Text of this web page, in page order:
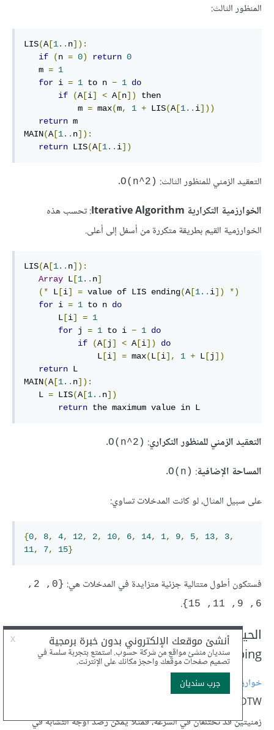
المنظور الثالث:
LIS(A[1. . n]):
if
(n = 0) return 0
   m
= 1
for i = 1 to n − 1 do
if
(A[i] < A[n])
then
           m
= max(m, 1 + LIS(A[1. . i]))
return m
MAIN(A[1. . n]):
return LIS(A[1. . i])
التعقيد الزمني للمنظور الثالث: ‎O(n^2)‎
.
الخوارزمية التكرارية Iterative Algorithm
: تحسب هذه
الخوارزمية القيم بطريقة متكررة من أسفل إلى أعلى.
LIS(A[1. . n]):
Array L [1. . n]
(* L [i] = value of LIS ending(A[1. . i])
*)
for i = 1 to n do
       L
[i] = 1
for j = 1 to i − 1 do
if
(A[j] < A[i])
do
               L
[i] = max(L [i], 1 + L [j])
return L
MAIN(A[1. . n]):
   L
= LIS(A[1. . n])
return the maximum value in L
التعقيد الزمني للمنظور التكراري:
‎O(n^2)‎
.
المساحة الإضافية:
‎O(n)‎
.
على سبيل المثال، لو كانت المدخلات تساوي:
{0, 8, 4, 12, 2, 10, 6, 14, 1, 9, 5, 13, 3,
11, 7, 15}
فستكون أطول متتالية جزئية متزايدة في المدخلات هي:
6, 9, 11, 15}
.
الحيد الزمني الديناميكي Dynamic Time
Warping
خوارزمية الحيد الزمني الديناميكي
زمنيتين قد تختلفان في السرعة، فمثلًا يمكن رصد أوجه التشابه في